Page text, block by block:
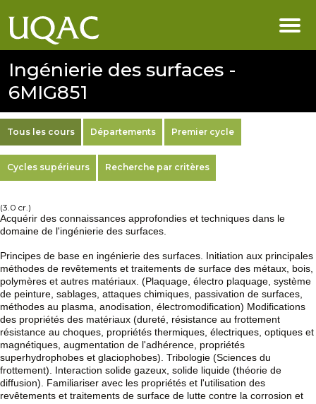
Ingénierie des surfaces -
6MIG851
Tous les cours Départements Premier cycle
Cycles supérieurs Recherche par critères
(3.0 cr.)
Acquérir des connaissances approfondies et techniques dans le
domaine de l'ingénierie des surfaces.
Principes de base en ingénierie des surfaces. Initiation aux principales
méthodes de revêtements et traitements de surface des métaux, bois,
polymères et autres matériaux. (Plaquage, électro plaquage, système
de peinture, sablages, attaques chimiques, passivation de surfaces,
méthodes au plasma, anodisation, électromodification) Modifications
des propriétés des matériaux (dureté, résistance au frottement
résistance au choques, propriétés thermiques, électriques, optiques et
magnétiques, augmentation de l'adhérence, propriétés
superhydrophobes et glaciophobes). Tribologie (Sciences du
frottement). Interaction solide gazeux, solide liquide (théorie de
diffusion). Familiariser avec les propriétés et l'utilisation des
revêtements et traitements de surface de lutte contre la corrosion et